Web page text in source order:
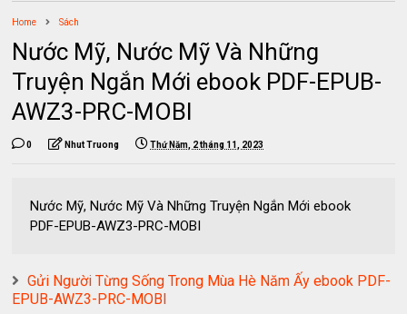
Home Sách
Nước Mỹ, Nước Mỹ Và Những
Truyện Ngắn Mới ebook PDF-EPUB-
AWZ3-PRC-MOBI
0 Nhut Truong Thứ Năm, 2 tháng 11, 2023
Nước Mỹ, Nước Mỹ Và Những Truyện Ngắn Mới ebook
PDF-EPUB-AWZ3-PRC-MOBI
Gửi Người Từng Sống Trong Mùa Hè Năm Ấy ebook PDF-
EPUB-AWZ3-PRC-MOBI